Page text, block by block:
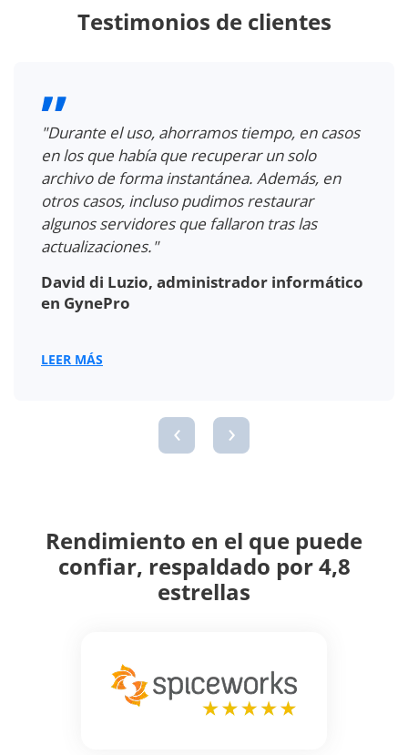
Testimonios de clientes
en casos
solo
en
las
"Con NAKIVO Backup &
ahorramos al menos dos horas
solo en el backup de máquina
Además, ahorramos una hora
solicitud de restauración para
Joey Aben, administrador de
‹ ›
Rendimiento en el que puede
confiar, respaldado por 4,8
estrellas